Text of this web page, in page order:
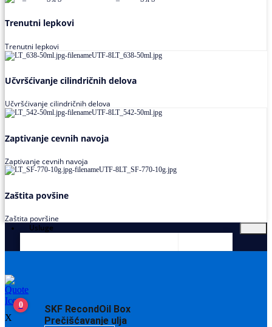
Trenutni lepkovi
Trenutni lepkovi
Učvršćivanje cilindričnih delova
Učvršćivanje cilindričnih delova
Zaptivanje cevnih navoja
Zaptivanje cevnih navoja
Zaštita povšine
Zaštita površine
Usluge
SKF RecondOil Box
Prečišćavanje ulja
0
X